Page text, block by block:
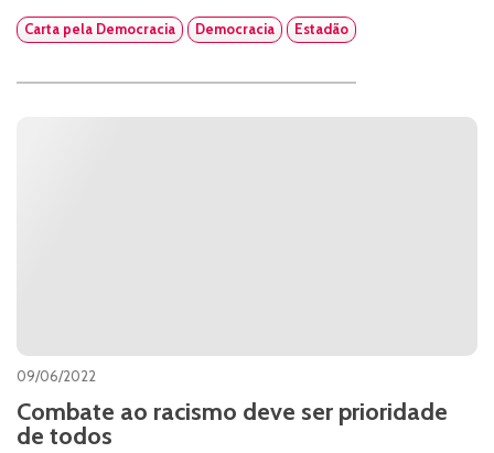
Carta pela Democracia Democracia Estadão
09/06/2022
Combate ao racismo deve ser prioridade
de todos